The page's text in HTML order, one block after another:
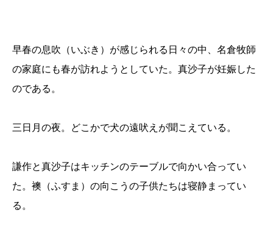
早春の息吹（いぶき）が感じられる日々の中、名倉牧師
の家庭にも春が訪れようとしていた。真沙子が妊娠した
のである。
三日月の夜。どこかで犬の遠吠えが聞こえている。
謙作と真沙子はキッチンのテーブルで向かい合ってい
た。襖（ふすま）の向こうの子供たちは寝静まってい
る。